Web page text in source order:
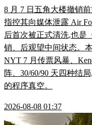
8 月 7 日五角大楼撤销
指控其向媒体泄露 Air
后首次被正式清洗,也是
销、后观望中间状态。
NYT 7 月传票风暴、
阵、30/60/90 天四种结
的程序真空。
2026-08-08 01:37